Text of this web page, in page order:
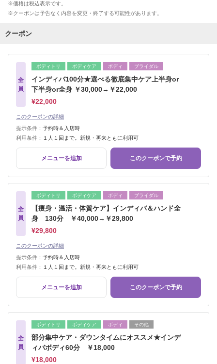
価格は税込表示です。
クーポンは予告なく内容を変更・終了する可能性があります。
クーポン
全
員
ボディトリ ボディケア ボディ ブライダル
インディバ100分★選べる徹底集中ケア上半身or
下半身or全身 ￥30,000→￥22,000
¥22,000
このクーポンの詳細
提示条件： 予約時＆入店時
利用条件：
１人１回まで。新規・再来ともに利用可
メニューを追加 このクーポンで予約
全
員
ボディトリ ボディケア ボディ ブライダル
【痩身・温活・体質ケア】インディバ＆ハンド全
身 130分 ￥40,000→￥29,800
¥29,800
このクーポンの詳細
提示条件： 予約時＆入店時
利用条件：
１人１回まで。新規・再来ともに利用可
メニューを追加 このクーポンで予約
全
員
ボディトリ ボディケア ボディ その他
部分集中ケア・ダウンタイムにオススメ★インデ
ィバボディ60分 ￥18,000
¥18,000